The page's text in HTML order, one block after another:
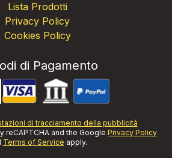
Lista Prodotti
Privacy Policy
Cookies Policy
di Pagamento
di tracciamento della pubblicità
reCAPTCHA and the Google Privacy Policy
Terms of Service apply.